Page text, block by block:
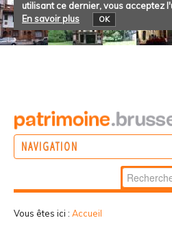
utilisant ce dernier, vous acceptez
En savoir plus
OK
NAVIGATION
Chercher
Recherche
Vous êtes ici : Accueil